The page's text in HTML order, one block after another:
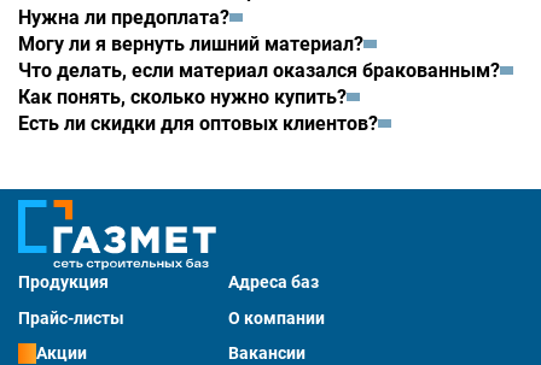
Нужна ли предоплата?
Могу ли я вернуть лишний материал?
Что делать, если материал оказался бракованным?
Как понять, сколько нужно купить?
Есть ли скидки для оптовых клиентов?
Продукция
Адреса баз
Прайс-листы
О компании
Акции
Вакансии